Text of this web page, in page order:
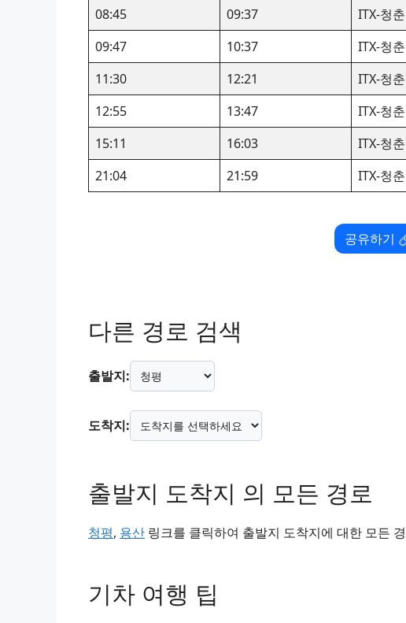
08:45
09:37 ITX-청춘
09:47
10:37 ITX-청춘
11:30
12:21 ITX-청춘
12:55
13:47 ITX-청춘
15:11
16:03 ITX-청춘
21:04
21:59 ITX-청춘
공유하기
다른 경로 검색
출발지:
도착지:
출발지 도착지 의 모든 경로
청평, 용산 링크를 클릭하여 출발지 도착지에 대한 모든
기차 여행 팁